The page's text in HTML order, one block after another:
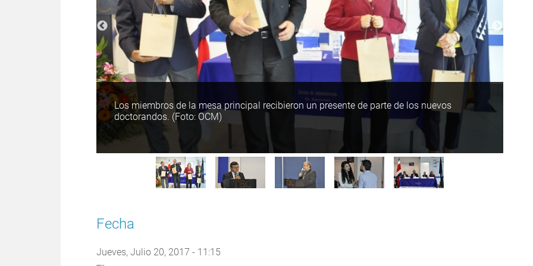
Los miembros de la mesa principal recibieron un presente de parte de los nuevos
doctorandos. (Foto: OCM)
Fecha
Jueves, Julio 20, 2017 - 11:15